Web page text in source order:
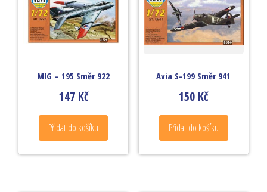
MIG – 195 Směr 922
147 Kč
Přidat do košíku
Avia S-199 Směr 941
150 Kč
Přidat do košíku